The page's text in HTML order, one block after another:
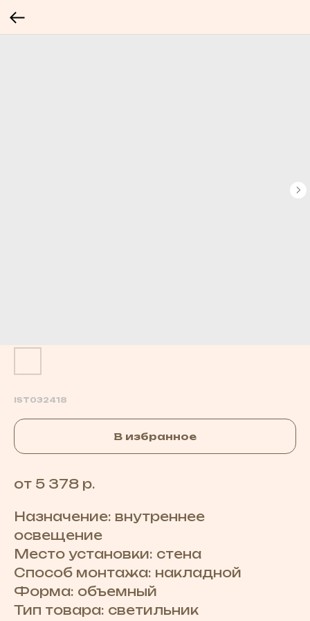
IST032418
В избранное
от 5 378 р.
Назначение: внутреннее
освещение
Место установки: стена
Способ монтажа: накладной
Форма: объемный
Тип товара: светильник